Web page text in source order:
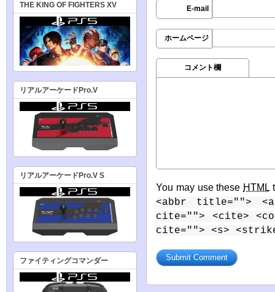
E-mail
ホームページ
コメント欄
You may use these HTML
<abbr title="">
cite=""> <cite>
cite=""> <s>
THE KING OF FIGHTERS XV
リアルアーケードPro.V
リアルアーケードPro.V S
ファイティングコマンダー